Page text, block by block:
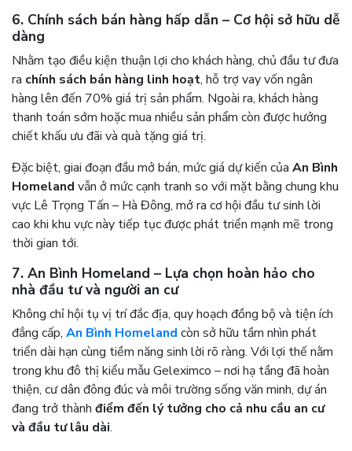
6. Chính sách bán hàng hấp dẫn – Cơ hội sở hữu dễ
dàng
Nhằm tạo điều kiện thuận lợi cho khách hàng, chủ đầu tư đưa
ra chính sách bán hàng linh hoạt, hỗ trợ vay vốn ngân
hàng lên đến 70% giá trị sản phẩm. Ngoài ra, khách hàng
thanh toán sớm hoặc mua nhiều sản phẩm còn được hưởng
chiết khấu ưu đãi và quà tặng giá trị.
Đặc biệt, giai đoạn đầu mở bán, mức giá dự kiến của An Bình
Homeland vẫn ở mức cạnh tranh so với mặt bằng chung khu
vực Lê Trọng Tấn – Hà Đông, mở ra cơ hội đầu tư sinh lời
cao khi khu vực này tiếp tục được phát triển mạnh mẽ trong
thời gian tới.
7. An Bình Homeland – Lựa chọn hoàn hảo cho
nhà đầu tư và người an cư
Không chỉ hội tụ vị trí đắc địa, quy hoạch đồng bộ và tiện ích
đẳng cấp, An Bình Homeland còn sở hữu tầm nhìn phát
triển dài hạn cùng tiềm năng sinh lời rõ ràng. Với lợi thế nằm
trong khu đô thị kiểu mẫu Geleximco – nơi hạ tầng đã hoàn
thiện, cư dân đông đúc và môi trường sống văn minh, dự án
đang trở thành điểm đến lý tưởng cho cả nhu cầu an cư
và đầu tư lâu dài.